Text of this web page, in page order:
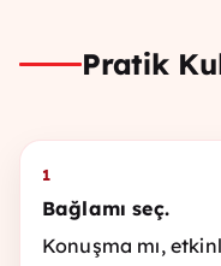
Pratik
1
Bağlamı seç.
Konuşma mı,